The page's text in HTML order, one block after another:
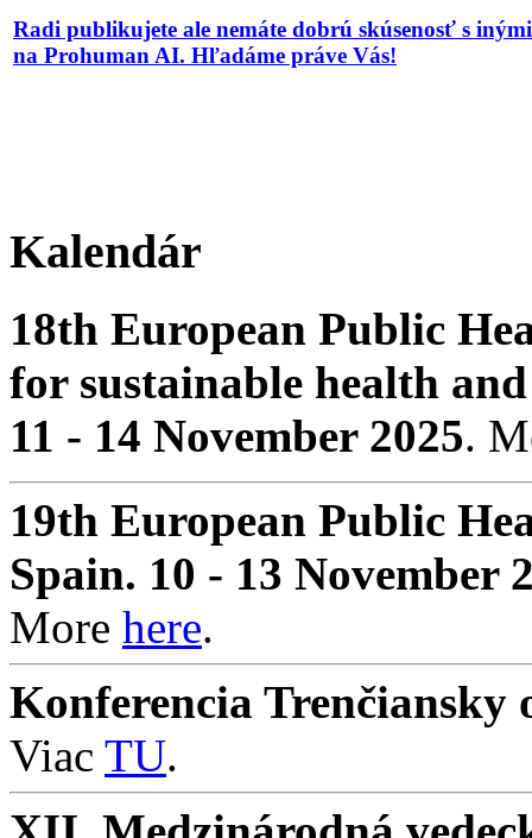
Radi publikujete ale nemáte dobrú skúsenosť s
na Prohuman AI. Hľadáme práve Vás!
Kalendár
18th European Public
for sustainable health
11 - 14 November 2025.
19th European Public
Spain. 10 - 13 November
More here.
Konferencia Trenčiansky
Viac TU.